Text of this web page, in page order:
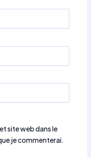
site web dans le
je commenterai.